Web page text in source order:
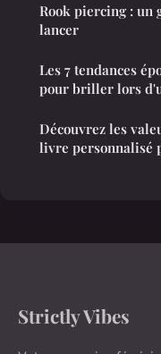
Rook piercing : un
lancer
Les 7 tendances
pour briller lors
Découvrez les
livre personnalisé
Strictly Vibes